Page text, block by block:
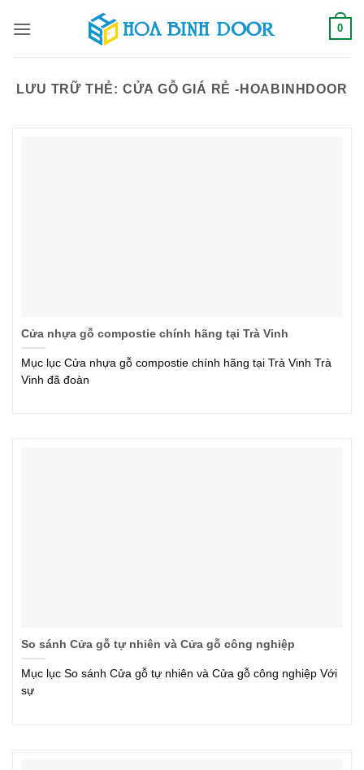
qua
0
LƯU TRỮ THẺ: CỬA GỖ GIÁ RẺ -HOABINHDOOR
Cửa nhựa gỗ compostie chính hãng tại Trà Vinh
Mục lục Cửa nhựa gỗ compostie chính hãng tại Trà Vinh Trà
Vinh đã đoàn
So sánh Cửa gỗ tự nhiên và Cửa gỗ công nghiệp
Mục lục So sánh Cửa gỗ tự nhiên và Cửa gỗ công nghiệp Với
sự